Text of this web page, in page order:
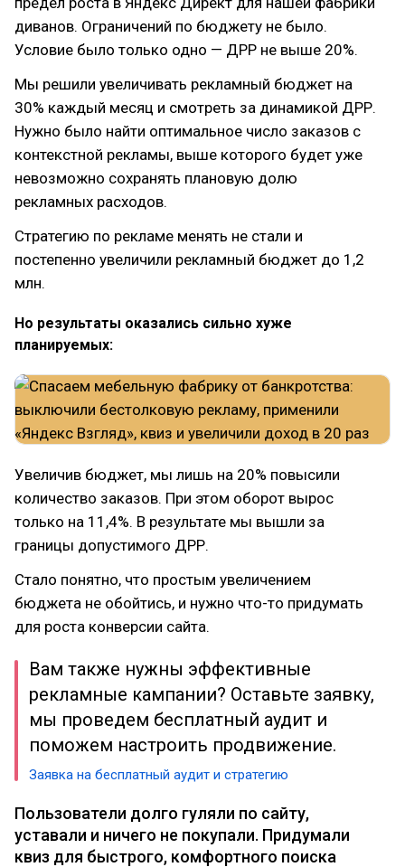
диванов. Ограничений по бюджету не было.
Условие было только одно — ДРР не выше 20%.
Мы решили увеличивать рекламный бюджет на
30% каждый месяц и смотреть за динамикой ДРР.
Нужно было найти оптимальное число заказов с
контекстной рекламы, выше которого будет уже
невозможно сохранять плановую долю
рекламных расходов.
Стратегию по рекламе менять не стали и
постепенно увеличили рекламный бюджет до 1,2
млн.
Но результаты оказались сильно хуже
планируемых:
Увеличив бюджет, мы лишь на 20% повысили
количество заказов. При этом оборот вырос
только на 11,4%. В результате мы вышли за
границы допустимого ДРР.
Стало понятно, что простым увеличением
бюджета не обойтись, и нужно что-то придумать
для роста конверсии сайта.
Вам также нужны эффективные
рекламные кампании? Оставьте заявку,
мы проведем бесплатный аудит и
поможем настроить продвижение.
Заявка на бесплатный аудит и стратегию
Пользователи долго гуляли по сайту,
уставали и ничего не покупали. Придумали
квиз для быстрого, комфортного поиска